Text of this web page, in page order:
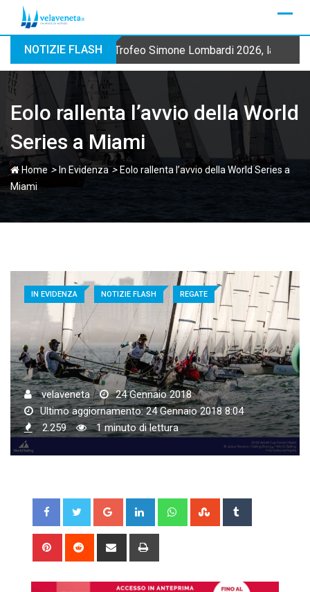
NOTIZIE FLASH Trofeo Simone Lombardi 2026, la
Eolo rallenta l’avvio della World
Series a Miami
Home > In Evidenza> Eolo rallenta l’avvio della World Series a
Miami
IN EVIDENZA NOTIZIE FLASH REGATE
velaveneta
24 Gennaio 2018
Ultimo aggiornamento: 24 Gennaio 2018 8:04
2.259
1 minuto di lettura
Google+ LinkedIn WhatsappStumbleUpon
Pinterest Reddit
Share